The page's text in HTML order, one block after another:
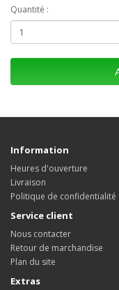
Quantité :
Information
Heures d'ouverture
Livraison
Politique de confidentialité
Service client
Nous contacter
Retour de marchandise
Plan du site
Extras